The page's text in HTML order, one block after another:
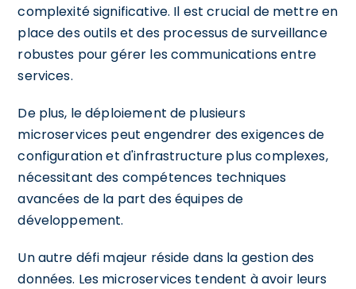
complexité significative. Il est crucial de mettre en
place des outils et des processus de surveillance
robustes pour gérer les communications entre
services.
De plus, le déploiement de plusieurs
microservices peut engendrer des exigences de
configuration et d'infrastructure plus complexes,
nécessitant des compétences techniques
avancées de la part des équipes de
développement.
Un autre défi majeur réside dans la gestion des
données. Les microservices tendent à avoir leurs